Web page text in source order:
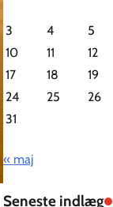
3
4 5
10
11 12
17
18 19
24
25 26
31
« maj
Seneste indlæg